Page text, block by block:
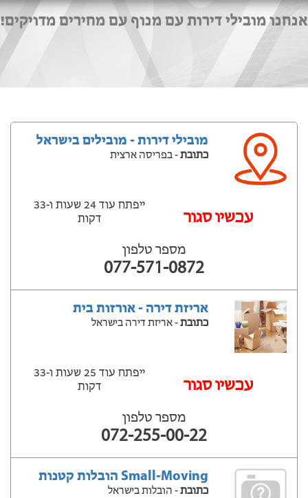
אנחנו מובילי דירות עם מנוף עם מחירים מדויקים!
מובילי דירות - מובילים בישראל
כתובת- בפריסה ארצית
עכשיו סגור
ייפתח עוד 24 שעות ‫ו-33
דקות
מספר טלפון
077-571-0872
אריזת דירה - אורזות בית
כתובת- אריזת דירה בישראל
עכשיו סגור
ייפתח עוד 25 שעות ‫ו-33
דקות
מספר טלפון
072-255-00-22
Small-Moving הובלות קטנות
כתובת- הובלות בישראל